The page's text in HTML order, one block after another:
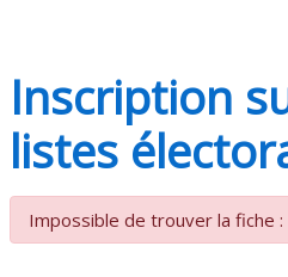
Inscription
listes
Impossible de trouver la fiche :